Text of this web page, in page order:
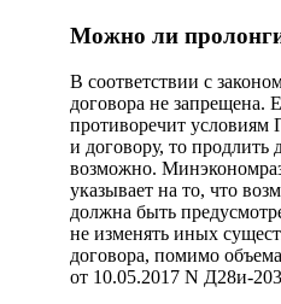
Можно ли
В соответствии с
договора не запрещена.
противоречит
и договору, то продлить
возможно.
указывает на то, что
должна быть
не изменять иных
договора, помимо
от 10.05.2017 N Д28и-